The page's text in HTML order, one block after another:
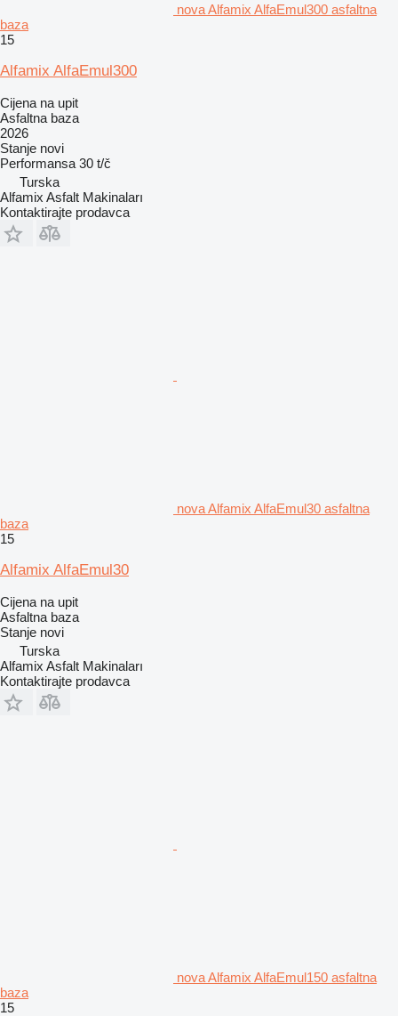
nova Alfamix AlfaEmul300 asfaltna
baza
15
Alfamix AlfaEmul300
Cijena na upit
Asfaltna baza
2026
Stanje novi
Performansa 30 t/č
Turska
Alfamix Asfalt Makinaları
Kontaktirajte prodavca
nova Alfamix AlfaEmul30 asfaltna
baza
15
Alfamix AlfaEmul30
Cijena na upit
Asfaltna baza
Stanje novi
Turska
Alfamix Asfalt Makinaları
Kontaktirajte prodavca
nova Alfamix AlfaEmul150 asfaltna
baza
15